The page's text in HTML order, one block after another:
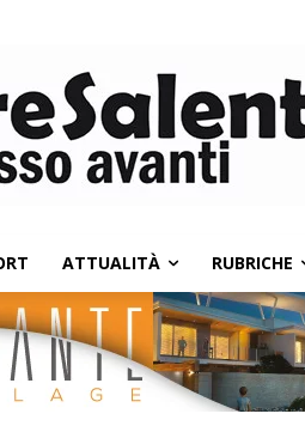
ATTUALITÀ RUBRICHE